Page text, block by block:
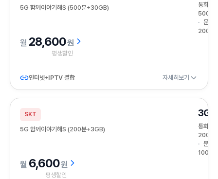
5G 함께이야기해S (500분+30GB)
통화
500분
문자
200건
28,600원
평생할인
인터넷+IPTV 결합 자세히보기
SKT
5G 함께이야기해S (200분+3GB)
3GB
통화
200분
문자
100건
6,600원
평생할인